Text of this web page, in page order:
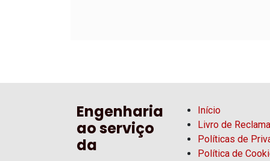
Engenharia
ao serviço
da
Início
Livro de
Políticas de
Política de